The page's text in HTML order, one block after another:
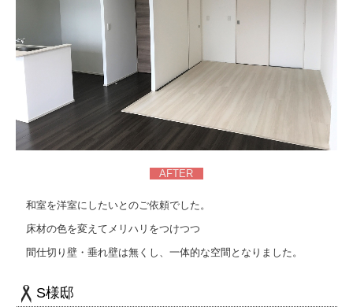
AFTER
和室を洋室にしたいとのご依頼でした。
床材の色を変えてメリハリをつけつつ
間仕切り壁・垂れ壁は無くし、一体的な空間となりました。
S様邸